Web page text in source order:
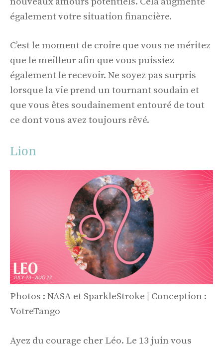
également votre situation financière.
C’est le moment de croire que vous ne méritez
que le meilleur afin que vous puissiez
également le recevoir. Ne soyez pas surpris
lorsque la vie prend un tournant soudain et
que vous êtes soudainement entouré de tout
ce dont vous avez toujours rêvé.
Lion
Photos : NASA et SparkleStroke | Conception :
VotreTango
Ayez du courage cher Léo. Le 13 juin vous